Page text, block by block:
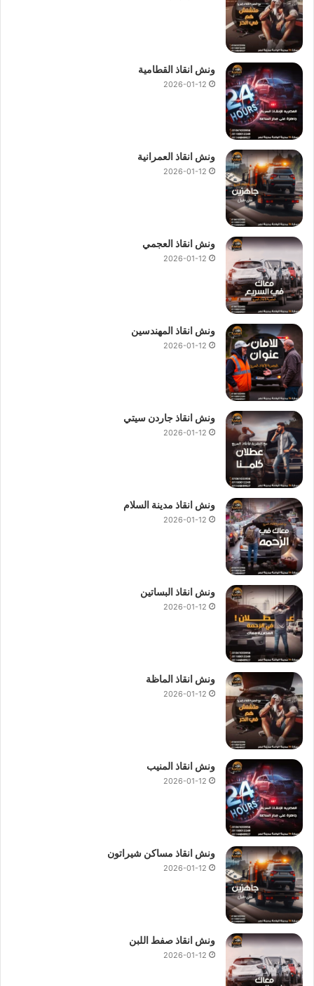
ونش انقاذ القطامية
2026-01-12
ونش انقاذ العمرانية
2026-01-12
ونش انقاذ العجمي
2026-01-12
ونش انقاذ المهندسين
2026-01-12
ونش انقاذ جاردن سيتي
2026-01-12
ونش انقاذ مدينة السلام
2026-01-12
ونش انقاذ البساتين
2026-01-12
ونش انقاذ الماظة
2026-01-12
ونش انقاذ المنيب
2026-01-12
ونش انقاذ مساكن شيراتون
2026-01-12
ونش انقاذ صفط اللبن
2026-01-12